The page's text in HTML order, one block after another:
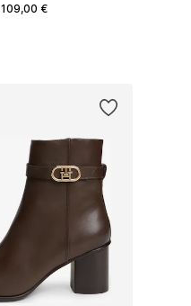
109,00 €